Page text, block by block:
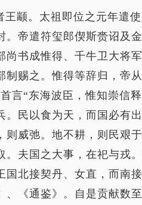
王颛。太祖即位之元年遣
。帝遣符玺郎偰斯赍诏及
尚书成惟得、千牛卫大将
制赐之。惟得等辞归，帝
言“东海波臣，惟知崇信
。民以食为天，而国必有
则威弛。地不耕，则民艰
。夫国之大事，在祀与戎
国北接契丹、女直，而南
、《通鉴》。自是贡献数